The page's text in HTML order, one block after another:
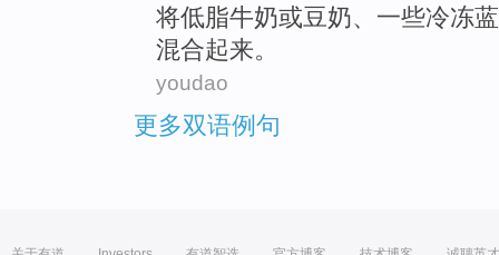
将低脂牛奶或豆奶、 一些冷冻
混合起来。
youdao
更多双语例句